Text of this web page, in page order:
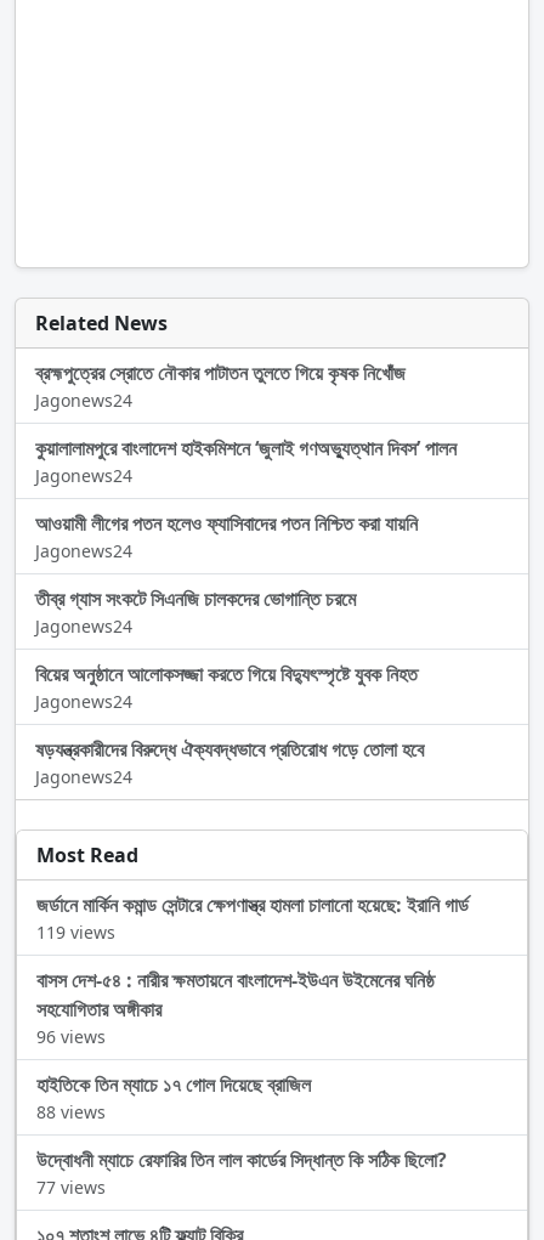
Related News
ব্রহ্মপুত্রের স্রোতে নৌকার পাটাতন তুলতে গিয়ে কৃষক নিখোঁজ
Jagonews24
কুয়ালালামপুরে বাংলাদেশ হাইকমিশনে ‘জুলাই গণঅভ্যুত্থান দিবস’ পালন
Jagonews24
আওয়ামী লীগের পতন হলেও ফ্যাসিবাদের পতন নিশ্চিত করা যায়নি
Jagonews24
তীব্র গ্যাস সংকটে সিএনজি চালকদের ভোগান্তি চরমে
Jagonews24
বিয়ের অনুষ্ঠানে আলোকসজ্জা করতে গিয়ে বিদ্যুৎস্পৃষ্টে যুবক নিহত
Jagonews24
ষড়যন্ত্রকারীদের বিরুদ্ধে ঐক্যবদ্ধভাবে প্রতিরোধ গড়ে তোলা হবে
Jagonews24
Most Read
জর্ডানে মার্কিন কমান্ড সেন্টারে ক্ষেপণাস্ত্র হামলা চালানো হয়েছে: ইরানি গার্ড
119 views
বাসস দেশ-৫৪ : নারীর ক্ষমতায়নে বাংলাদেশ-ইউএন উইমেনের ঘনিষ্ঠ
সহযোগিতার অঙ্গীকার
96 views
হাইতিকে তিন ম্যাচে ১৭ গোল দিয়েছে ব্রাজিল
88 views
উদ্বোধনী ম্যাচে রেফারির তিন লাল কার্ডের সিদ্ধান্ত কি সঠিক ছিলো?
77 views